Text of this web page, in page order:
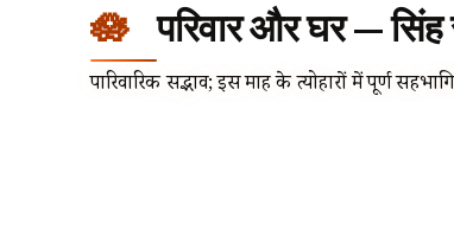
परिवार और घर —
पारिवारिक सद्भाव; इस माह के त्योहारों में पूर्ण